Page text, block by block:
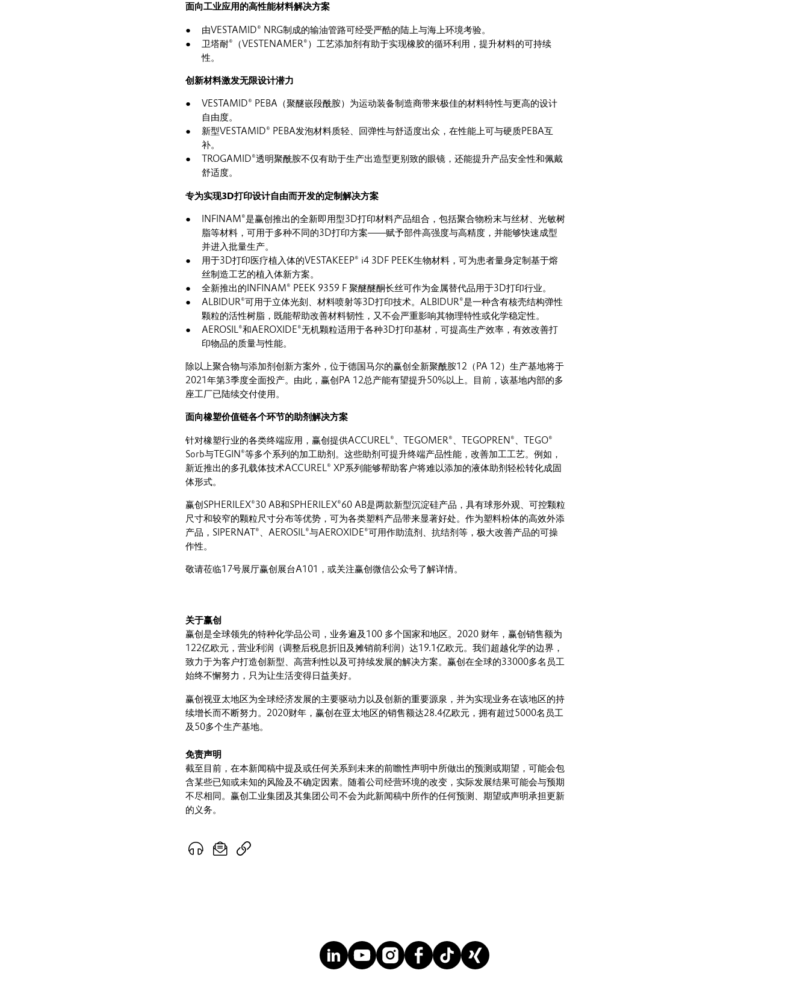
面向工业应用的高性能材料解决方案
由VESTAMID® NRG制成的输油管路可经受严酷的陆上与海上环境考验。
卫塔耐®（VESTENAMER®）工艺添加剂有助于实现橡胶的循环利用，提升材料的可持续
性。
创新材料激发无限设计潜力
VESTAMID® PEBA（聚醚嵌段酰胺）为运动装备制造商带来极佳的材料特性与更高的设计
自由度。
新型VESTAMID® PEBA发泡材料质轻、回弹性与舒适度出众，在性能上可与硬质PEBA互
补。
TROGAMID®透明聚酰胺不仅有助于生产出造型更别致的眼镜，还能提升产品安全性和佩戴
舒适度。
专为实现3D打印设计自由而开发的定制解决方案
INFINAM®是赢创推出的全新即用型3D打印材料产品组合，包括聚合物粉末与丝材、光敏树
脂等材料，可用于多种不同的3D打印方案——赋予部件高强度与高精度，并能够快速成型
并进入批量生产。
用于3D打印医疗植入体的VESTAKEEP® i4 3DF PEEK生物材料，可为患者量身定制基于熔
丝制造工艺的植入体新方案。
全新推出的INFINAM® PEEK 9359 F 聚醚醚酮长丝可作为金属替代品用于3D打印行业。
ALBIDUR®可用于立体光刻、材料喷射等3D打印技术。ALBIDUR®是一种含有核壳结构弹性
颗粒的活性树脂，既能帮助改善材料韧性，又不会严重影响其物理特性或化学稳定性。
AEROSIL®和AEROXIDE®无机颗粒适用于各种3D打印基材，可提高生产效率，有效改善打
印物品的质量与性能。
除以上聚合物与添加剂创新方案外，位于德国马尔的赢创全新聚酰胺12（PA 12）生产基地将于
2021年第3季度全面投产。由此，赢创PA 12总产能有望提升50%以上。目前，该基地内部的多
座工厂已陆续交付使用。
面向橡塑价值链各个环节的助剂解决方案
针对橡塑行业的各类终端应用，赢创提供ACCUREL®、TEGOMER®、TEGOPREN®、TEGO®
Sorb与TEGIN®等多个系列的加工助剂。这些助剂可提升终端产品性能，改善加工工艺。例如，
新近推出的多孔载体技术ACCUREL® XP系列能够帮助客户将难以添加的液体助剂轻松转化成固
体形式。
赢创SPHERILEX®30 AB和SPHERILEX®60 AB是两款新型沉淀硅产品，具有球形外观、可控颗粒
尺寸和较窄的颗粒尺寸分布等优势，可为各类塑料产品带来显著好处。作为塑料粉体的高效外添
产品，SIPERNAT®、AEROSIL®与AEROXIDE®可用作助流剂、抗结剂等，极大改善产品的可操
作性。
敬请莅临17号展厅赢创展台A101，或关注赢创微信公众号了解详情。
关于赢创
赢创是全球领先的特种化学品公司，业务遍及100 多个国家和地区。2020 财年，赢创销售额为
122亿欧元，营业利润（调整后税息折旧及摊销前利润）达19.1亿欧元。我们超越化学的边界，
致力于为客户打造创新型、高营利性以及可持续发展的解决方案。赢创在全球的33000多名员工
始终不懈努力，只为让生活变得日益美好。
赢创视亚太地区为全球经济发展的主要驱动力以及创新的重要源泉，并为实现业务在该地区的持
续增长而不断努力。2020财年，赢创在亚太地区的销售额达28.4亿欧元，拥有超过5000名员工
及50多个生产基地。
免责声明
截至目前，在本新闻稿中提及或任何关系到未来的前瞻性声明中所做出的预测或期望，可能会包
含某些已知或未知的风险及不确定因素。随着公司经营环境的改变，实际发展结果可能会与预期
不尽相同。赢创工业集团及其集团公司不会为此新闻稿中所作的任何预测、期望或声明承担更新
的义务。